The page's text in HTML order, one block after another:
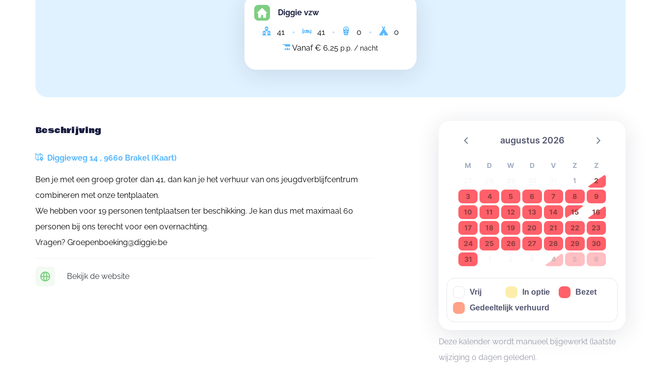
Diggie vzw
41 41 0
0
Vanaf € 6,25 p.p. / nacht
Beschrijving
Diggieweg 14 , 9660 Brakel (Kaart)
Ben je met een groep groter dan 41, dan kan je het verhuur van ons jeugdverblijfcentrum
combineren met onze tentplaaten.
We hebben voor 19 personen tentplaatsen ter beschikking. Je kan dus met maximaal 60
personen bij ons terecht voor een overnachting.
Vragen? Groepenboeking@diggie.be
Bekijk de website
augustus 2026
M D W D V Z
Z
1
2
3
4 5 6 7 8
9
10
11 12 13 14 15
16
17
18 19 20 21 22
23
24
25 26 27 28 29
30
31
4 5 6
Vrij In optie
Bezet
Gedeeltelijk verhuurd
Deze kalender wordt manueel bijgewerkt (laatste
wijziging 0 dagen geleden).